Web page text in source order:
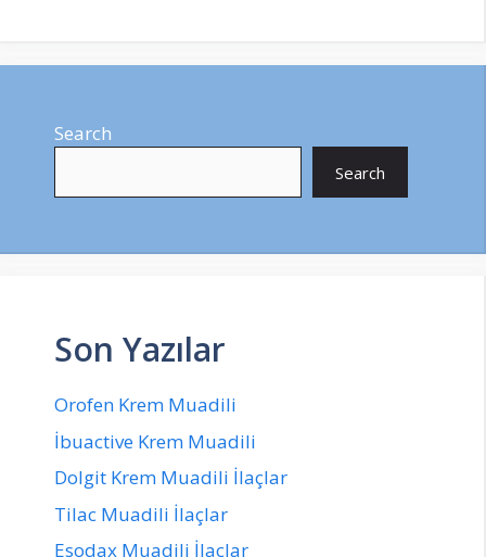
Search
Search
Son Yazılar
Orofen Krem Muadili
İbuactive Krem Muadili
Dolgit Krem Muadili İlaçlar
Tilac Muadili İlaçlar
Esodax Muadili İlaçlar